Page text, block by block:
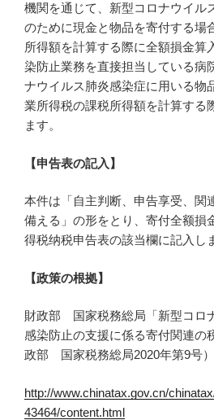
機関を通じて、新型コロナウイル
のために現金と物品を寄付する場
所得額を計算する際に全額損金算
染防止業務を直接担当している病
ナウイルス肺炎感染症に用いる物
業所得税の課税所得額を計算する
ます。
【申告表の記入】
本件は「自主判断、申告享受、関
備える」の形をとり、寄付全额損
得税纳税申告表の該当欄に記入し
【政策の根拠】
財政部 国家税務総局「新型コロ
感染防止の支援に係る寄付関連の
政部 国家税務総局2020年第9号）
http://www.chinatax.gov.cn/
43464/content.html